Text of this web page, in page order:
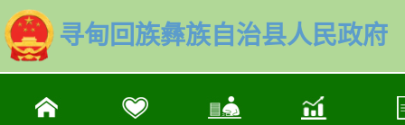
寻甸回族彝族自治县人民政府